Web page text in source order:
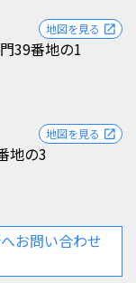
39番地の1
地図を見る open_in_new
地の3
地図を見る open_in_new
お問い合わせ